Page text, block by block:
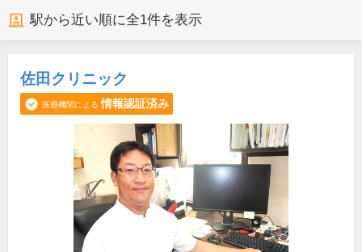
駅から近い順に全1件を表示
佐田クリニック
医療機関による 情報認証済み